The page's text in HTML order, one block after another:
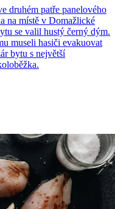
druhém patře panelového
na místě v Domažlické
se valil hustý černý dým.
museli hasiči evakuovat
bytu s největší